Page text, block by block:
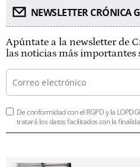
NEWSLETTER CRÓNICA
Apúntate a la newsletter de
las noticias más importantes
De conformidad con el RGPD y la
tratará los datos facilitados con la